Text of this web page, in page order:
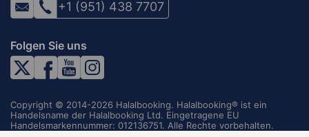
+1 (951) 438 7707
Folgen Sie uns
Copyright © 2014-2026 Halalbooking. Halalbooking® ist ein
Handelsname der Halalbooking Ltd. Eingetragene EU
Handelsmarkennummer: 012136751. Alle Rechte vorbehalten.